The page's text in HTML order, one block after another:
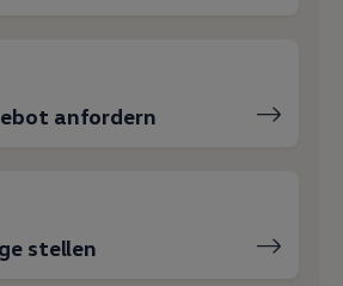
anfordern
stellen